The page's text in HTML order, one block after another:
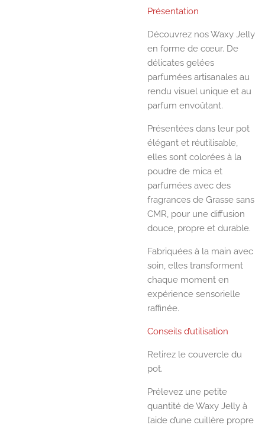
Présentation
Découvrez nos Waxy Jelly
en forme de cœur. De
délicates gelées
parfumées artisanales au
rendu visuel unique et au
parfum envoûtant.
Présentées dans leur pot
élégant et réutilisable,
elles sont colorées à la
poudre de mica et
parfumées avec des
fragrances de Grasse sans
CMR, pour une diffusion
douce, propre et durable.
Fabriquées à la main avec
soin, elles transforment
chaque moment en
expérience sensorielle
raffinée.
Conseils d’utilisation
Retirez le couvercle du
pot.
Prélevez une petite
quantité de Waxy Jelly à
l’aide d’une cuillère propre